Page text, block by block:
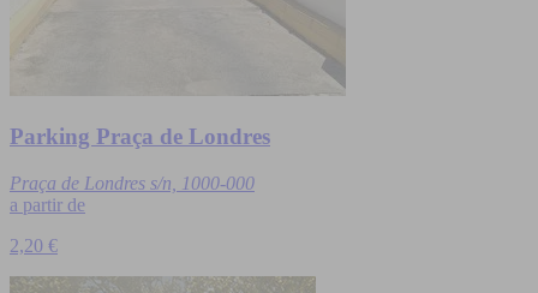
Parking Praça de Londres
Praça de Londres s/n, 1000-000
a partir de
2,20 €